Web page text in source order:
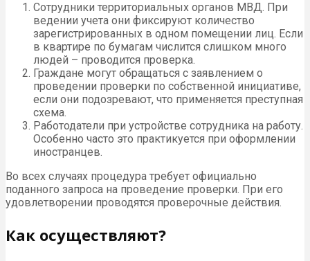
Сотрудники территориальных органов МВД. При
ведении учета они фиксируют количество
зарегистрированных в одном помещении лиц. Если
в квартире по бумагам числится слишком много
людей – проводится проверка.
Граждане могут обращаться с заявлением о
проведении проверки по собственной инициативе,
если они подозревают, что применяется преступная
схема.
Работодатели при устройстве сотрудника на работу.
Особенно часто это практикуется при оформлении
иностранцев.
Во всех случаях процедура требует официально
поданного запроса на проведение проверки. При его
удовлетворении проводятся проверочные действия.
Как осуществляют?